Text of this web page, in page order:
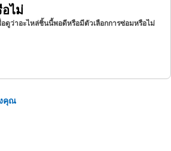
ไม่
อดูว่าอะไหล่ชิ้นนี้พอดีหรือมีตัวเลือกการซ่อมหรือไม่
คุณ